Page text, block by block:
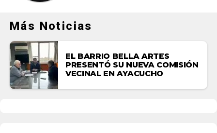
Más Noticias
EL BARRIO BELLA ARTES
PRESENTÓ SU NUEVA COMISIÓN
VECINAL EN AYACUCHO